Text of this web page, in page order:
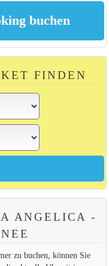
FINDEN
ANGELICA -
zu buchen, können Sie